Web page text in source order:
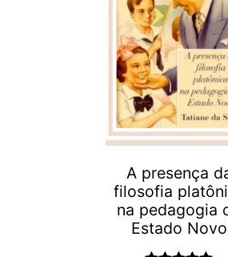
A presença
filosofia
na pedagogia
Estado Novo